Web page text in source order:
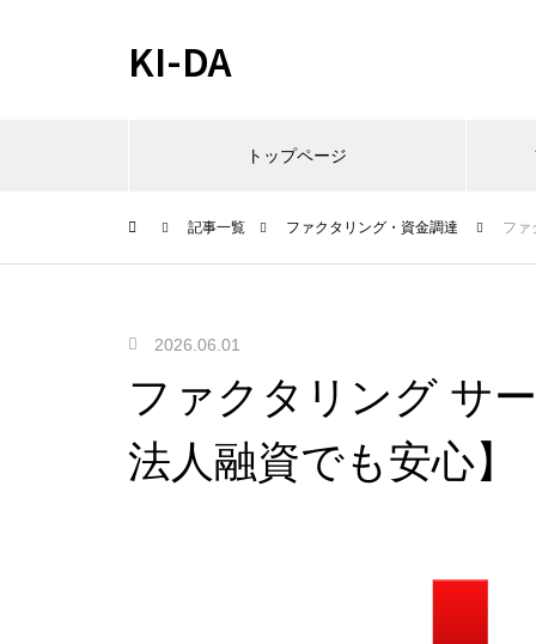
KI-DA
トップページ
記事一覧 ファクタリング・資金調達 ファ
2026.06.01
ファクタリング サ
法人融資でも安心】